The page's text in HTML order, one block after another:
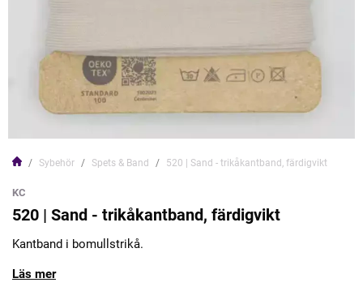
Sybehör Spets & Band 520 | Sand - trikåkantband, färdigvikt
KC
520 | Sand - trikåkantband, färdigvikt
Kantband i bomullstrikå.
Läs mer